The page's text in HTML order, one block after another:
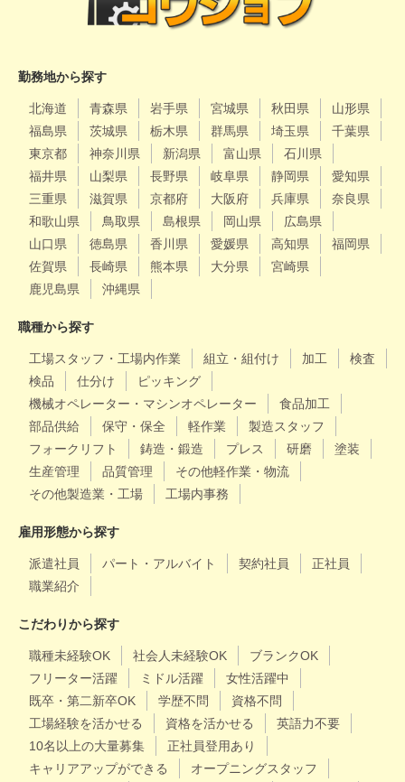
勤務地から探す
北海道 青森県 岩手県 宮城県 秋田県
山形県
福島県
茨城県 栃木県 群馬県 埼玉県
千葉県
東京都
神奈川県 新潟県 富山県
石川県
福井県
山梨県 長野県 岐阜県 静岡県
愛知県
三重県
滋賀県 京都府 大阪府 兵庫県
奈良県
和歌山県
鳥取県 島根県 岡山県
広島県
山口県
徳島県 香川県 愛媛県 高知県
福岡県
佐賀県
長崎県 熊本県 大分県
宮崎県
鹿児島県
沖縄県
職種から探す
工場スタッフ・工場内作業 組立・組付け 加工
検査
検品
仕分け
ピッキング
機械オペレーター・マシンオペレーター
食品加工
部品供給
保守・保全 軽作業
製造スタッフ
フォークリフト
鋳造・鍛造 プレス 研磨
塗装
生産管理
品質管理
その他軽作業・物流
その他製造業・工場
工場内事務
雇用形態から探す
派遣社員 パート・アルバイト 契約社員
正社員
職業紹介
こだわりから探す
職種未経験OK 社会人未経験OK
ブランクOK
フリーター活躍
ミドル活躍
女性活躍中
既卒・第二新卒OK
学歴不問
資格不問
工場経験を活かせる
資格を活かせる
英語力不要
10名以上の大量募集
正社員登用あり
キャリアアップができる
オープニングスタッフ